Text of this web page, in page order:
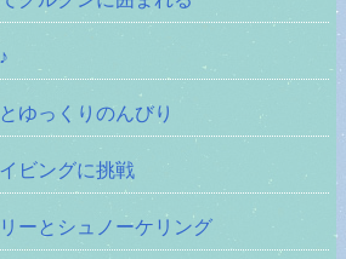
ゆっくりのんびり
ビングに挑戦
ーとシュノーケリング